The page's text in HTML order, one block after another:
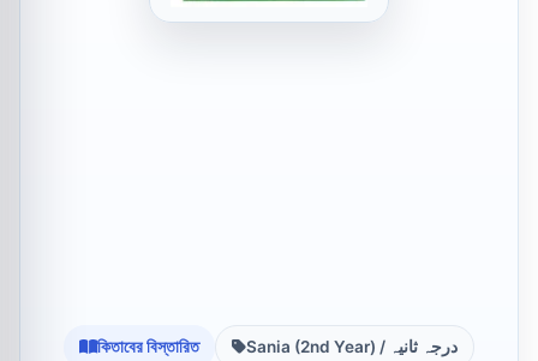
কিতাবের বিস্তারিত Sania (2nd Year) / درجہ ثانیہ